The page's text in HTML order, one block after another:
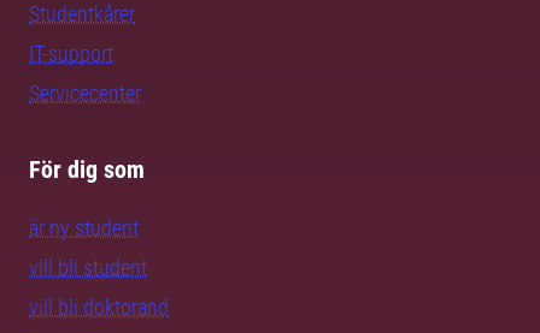
Studentkårer
IT-support
Servicecenter
För dig som
är ny student
vill bli student
vill bli doktorand